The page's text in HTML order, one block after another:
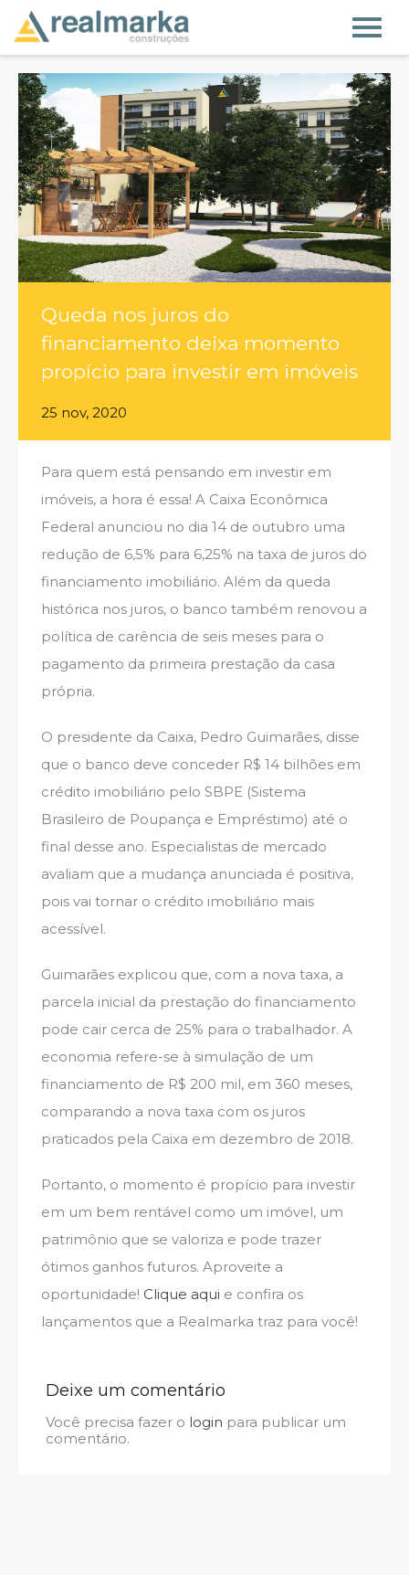
Queda nos juros do
financiamento deixa momento
propício para investir em imóveis
25 nov, 2020
Para quem está pensando em investir em
imóveis, a hora é essa! A Caixa Econômica
Federal anunciou no dia 14 de outubro uma
redução de 6,5% para 6,25% na taxa de juros do
financiamento imobiliário. Além da queda
histórica nos juros, o banco também renovou a
política de carência de seis meses para o
pagamento da primeira prestação da casa
própria.
O presidente da Caixa, Pedro Guimarães, disse
que o banco deve conceder R$ 14 bilhões em
crédito imobiliário pelo SBPE (Sistema
Brasileiro de Poupança e Empréstimo) até o
final desse ano. Especialistas de mercado
avaliam que a mudança anunciada é positiva,
pois vai tornar o crédito imobiliário mais
acessível.
Guimarães explicou que, com a nova taxa, a
parcela inicial da prestação do financiamento
pode cair cerca de 25% para o trabalhador. A
economia refere-se à simulação de um
financiamento de R$ 200 mil, em 360 meses,
comparando a nova taxa com os juros
praticados pela Caixa em dezembro de 2018.
Portanto, o momento é propício para investir
em um bem rentável como um imóvel, um
patrimônio que se valoriza e pode trazer
ótimos ganhos futuros. Aproveite a
oportunidade! Clique aqui e confira os
lançamentos que a Realmarka traz para você!
Deixe um comentário
Você precisa fazer o login para publicar um
comentário.